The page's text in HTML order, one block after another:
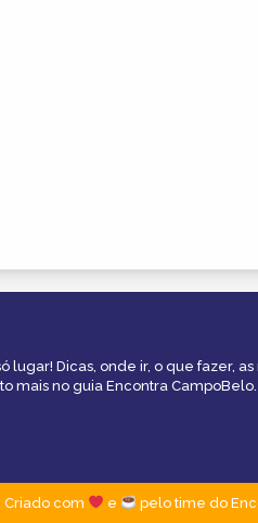
lugar! Dicas, onde ir, o que fazer,
mais no guia Encontra CampoBelo.
Criado com e pelo time do